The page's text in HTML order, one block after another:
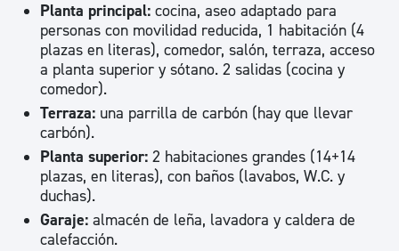
Planta principal: cocina, aseo adaptado para
personas con movilidad reducida, 1 habitación (4
plazas en literas), comedor, salón, terraza, acceso
a planta superior y sótano. 2 salidas (cocina y
comedor).
Terraza: una parrilla de carbón (hay que llevar
carbón).
Planta superior: 2 habitaciones grandes (14+14
plazas, en literas), con baños (lavabos, W.C. y
duchas).
Garaje: almacén de leña, lavadora y caldera de
calefacción.